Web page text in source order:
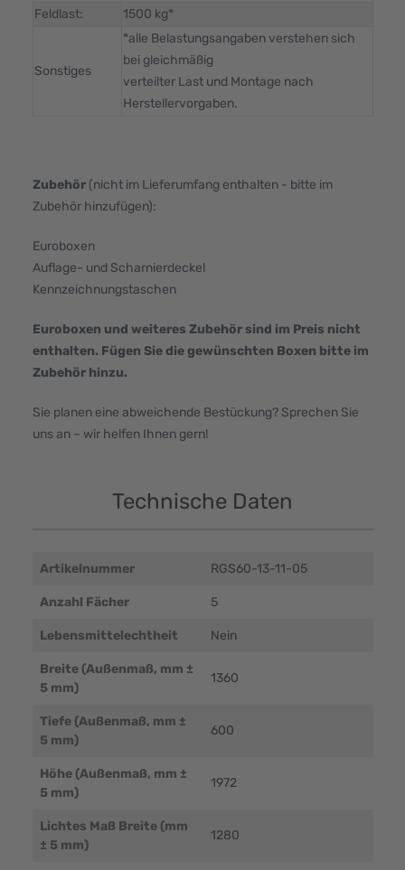
Feldlast: 1500 kg*
Sonstiges
*alle Belastungsangaben verstehen sich
bei gleichmäßig
verteilter Last und Montage nach
Herstellervorgaben.
Zubehör (nicht im Lieferumfang enthalten - bitte im
Zubehör hinzufügen):
Euroboxen
Auflage- und Scharnierdeckel
Kennzeichnungstaschen
Euroboxen und weiteres Zubehör sind im Preis nicht
enthalten. Fügen Sie die gewünschten Boxen bitte im
Zubehör hinzu.
Sie planen eine abweichende Bestückung? Sprechen Sie
uns an – wir helfen Ihnen gern!
Technische Daten
Artikelnummer RGS60-13-11-05
Anzahl Fächer 5
Lebensmittelechtheit Nein
Breite (Außenmaß, mm ±
5 mm)
1360
Tiefe (Außenmaß, mm ±
5 mm)
600
Höhe (Außenmaß, mm ±
5 mm)
1972
Lichtes Maß Breite (mm
± 5 mm)
1280